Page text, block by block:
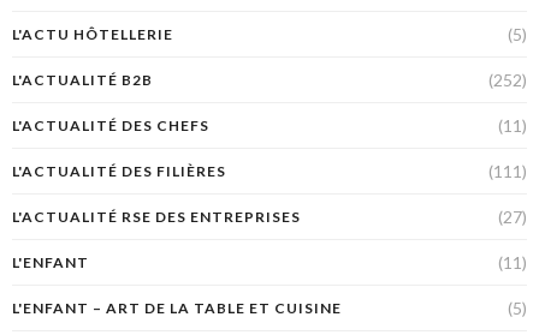
L'ACTU HÔTELLERIE (5)
L'ACTUALITÉ B2B (252)
L'ACTUALITÉ DES CHEFS (11)
L'ACTUALITÉ DES FILIÈRES (111)
L'ACTUALITÉ RSE DES ENTREPRISES (27)
L'ENFANT (11)
L'ENFANT – ART DE LA TABLE ET CUISINE (5)